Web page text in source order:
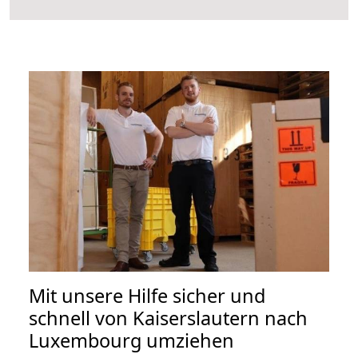
Mit unsere Hilfe sicher und
schnell von Kaiserslautern nach
Luxembourg umziehen